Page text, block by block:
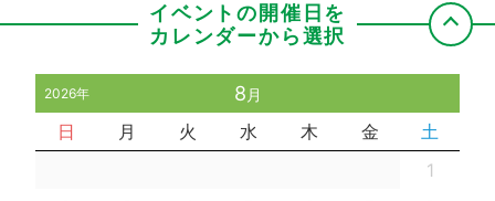
イベントの開催日を
カレンダーから選択
2026年 8 月
日 月 火 水 木 金
土
1